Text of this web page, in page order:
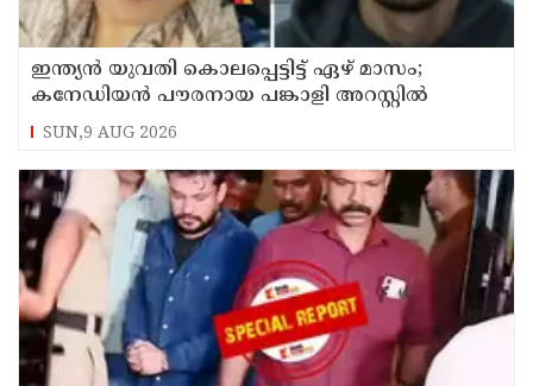
ഇന്ത്യന്‍ യുവതി കൊലപ്പെട്ടിട്ട് ഏഴ് മാസം;
കനേഡിയന്‍ പൗരനായ പങ്കാളി അറസ്റ്റില്‍
SUN,9 AUG 2026